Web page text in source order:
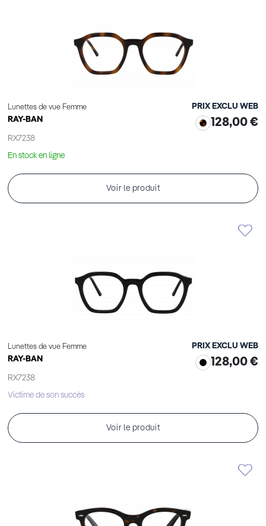
Lunettes de vue Femme
RAY-BAN
RX7238
PRIX EXCLU WEB
128,00 €
En stock en ligne
Voir le produit
Lunettes de vue Femme
RAY-BAN
RX7238
PRIX EXCLU WEB
128,00 €
Victime de son succès
Voir le produit